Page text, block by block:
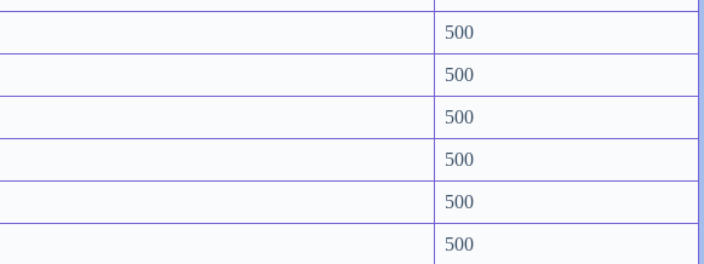
500
500
500
500
500
500